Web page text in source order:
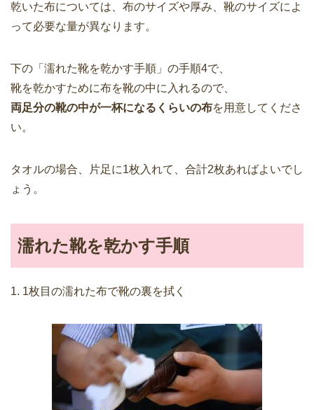
乾いた布については、布のサイズや厚み、靴のサイズによ
って必要な量が異なります。
下の「濡れた靴を乾かす手順」の手順4で、
靴を乾かすために布を靴の中に入れるので、
両足分の靴の中が一杯になるくらいの布を用意してくださ
い。
タオルの場合、片足に1枚入れて、合計2枚あればよいでし
ょう。
濡れた靴を乾かす手順
1. 1枚目の濡れた布で靴の裏を拭く